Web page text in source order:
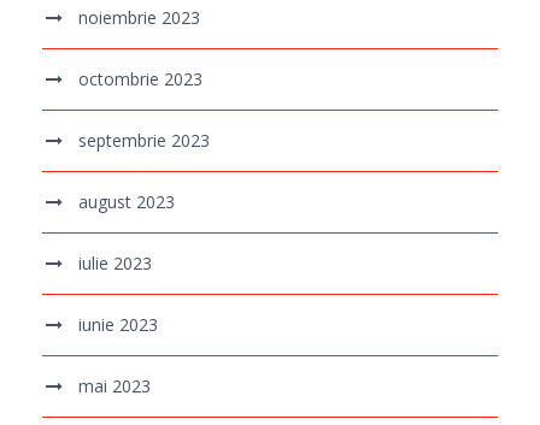
noiembrie 2023
octombrie 2023
septembrie 2023
august 2023
iulie 2023
iunie 2023
mai 2023